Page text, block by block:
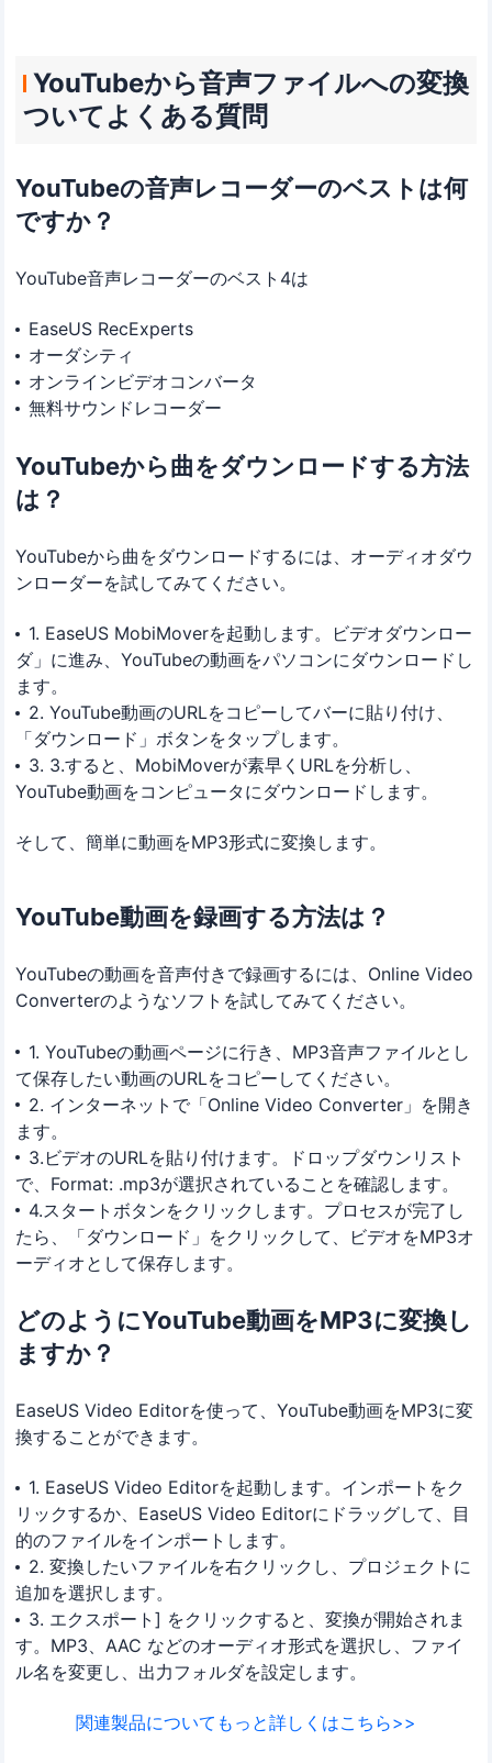
YouTubeから音声ファイルへの変換
ついてよくある質問
YouTubeの音声レコーダーのベストは何
ですか？
YouTube音声レコーダーのベスト4は
EaseUS RecExperts
オーダシティ
オンラインビデオコンバータ
無料サウンドレコーダー
YouTubeから曲をダウンロードする方法
は？
YouTubeから曲をダウンロードするには、オーディオダウ
ンローダーを試してみてください。
1. EaseUS MobiMoverを起動します。ビデオダウンロー
ダ」に進み、YouTubeの動画をパソコンにダウンロードし
ます。
2. YouTube動画のURLをコピーしてバーに貼り付け、
「ダウンロード」ボタンをタップします。
3. 3.すると、MobiMoverが素早くURLを分析し、
YouTube動画をコンピュータにダウンロードします。
そして、簡単に動画をMP3形式に変換します。
YouTube動画を録画する方法は？
YouTubeの動画を音声付きで録画するには、Online Video
Converterのようなソフトを試してみてください。
1. YouTubeの動画ページに行き、MP3音声ファイルとし
て保存したい動画のURLをコピーしてください。
2. インターネットで「Online Video Converter」を開き
ます。
3.ビデオのURLを貼り付けます。ドロップダウンリスト
で、Format: .mp3が選択されていることを確認します。
4.スタートボタンをクリックします。プロセスが完了し
たら、「ダウンロード」をクリックして、ビデオをMP3オ
ーディオとして保存します。
どのようにYouTube動画をMP3に変換し
ますか？
EaseUS Video Editorを使って、YouTube動画をMP3に変
換することができます。
1. EaseUS Video Editorを起動します。インポートをク
リックするか、EaseUS Video Editorにドラッグして、目
的のファイルをインポートします。
2. 変換したいファイルを右クリックし、プロジェクトに
追加を選択します。
3. エクスポート] をクリックすると、変換が開始されま
す。MP3、AAC などのオーディオ形式を選択し、ファイ
ル名を変更し、出力フォルダを設定します。
関連製品についてもっと詳しくはこちら>>